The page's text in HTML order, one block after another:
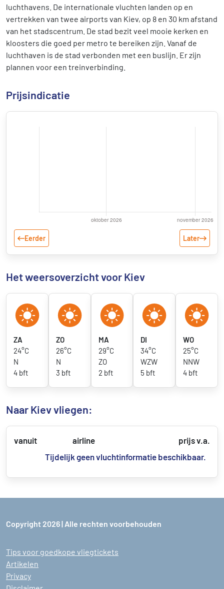
luchthavens. De internationale vluchten landen op en
vertrekken van twee airports van Kiev, op 8 en 30 km afstand
van het stadscentrum. De stad bezit veel mooie kerken en
kloosters die goed per metro te bereiken zijn. Vanaf de
luchthaven is de stad verbonden met een buslijn. Er zijn
plannen voor een treinverbinding.
Prijsindicatie
Eerder Later
Het weersoverzicht voor Kiev
ZA
24°C
N
4 bft
ZO
26°C
N
3 bft
MA
29°C
ZO
2 bft
DI
34°C
WZW
5 bft
WO
25°C
NNW
4 bft
Naar Kiev vliegen:
vanuit airline
prijs v.a.
Tijdelijk geen vluchtinformatie beschikbaar.
Copyright 2026 | Alle rechten voorbehouden
Tips voor goedkope vliegtickets
Artikelen
Privacy